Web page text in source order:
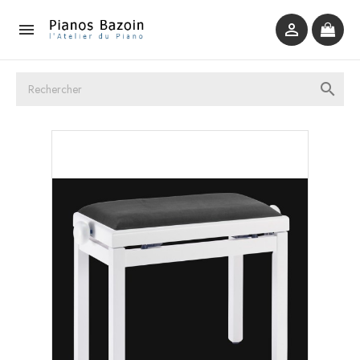
 
